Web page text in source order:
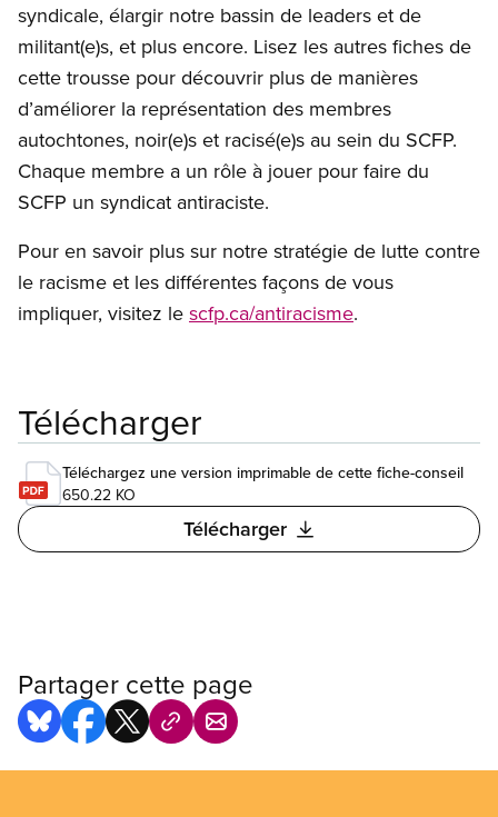
syndicale, élargir notre bassin de leaders et de
militant(e)s, et plus encore. Lisez les autres fiches de
cette trousse pour découvrir plus de manières
d’améliorer la représentation des membres
autochtones, noir(e)s et racisé(e)s au sein du SCFP.
Chaque membre a un rôle à jouer pour faire du
SCFP un syndicat antiraciste.
Pour en savoir plus sur notre stratégie de lutte contre
le racisme et les différentes façons de vous
impliquer, visitez le scfp.ca/antiracisme.
Télécharger
Téléchargez une version imprimable de cette fiche-conseil
650.22 KO
Télécharger
Partager cette page